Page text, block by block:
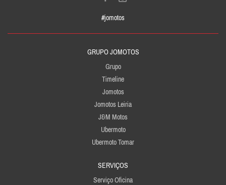
#jomotos
GRUPO JOMOTOS
Grupo
Timeline
Jomotos
Jomotos Leiria
J&M Motos
Ubermoto
Ubermoto Tomar
SERVIÇOS
Serviço Oficina